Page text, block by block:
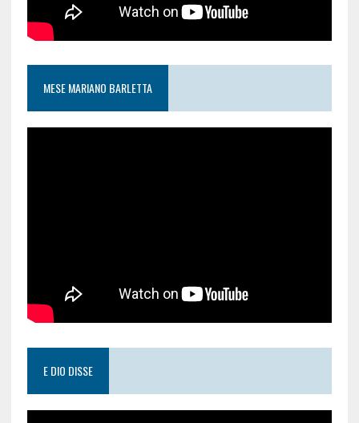
MESE MARIANO BARLETTA
E DIO DISSE